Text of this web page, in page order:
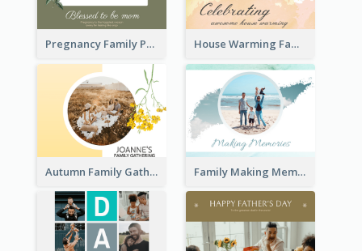
Pregnancy Family Photo Book House Warming Family Photo Book
Autumn Family Gathering Photo Book Family Making Memories Photo Book